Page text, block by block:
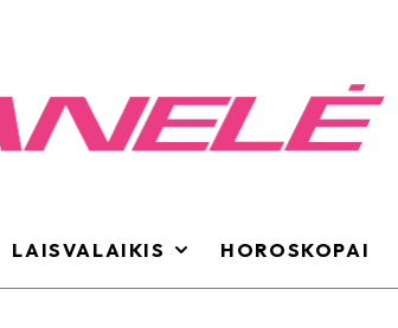
LAISVALAIKIS HOROSKOPAI